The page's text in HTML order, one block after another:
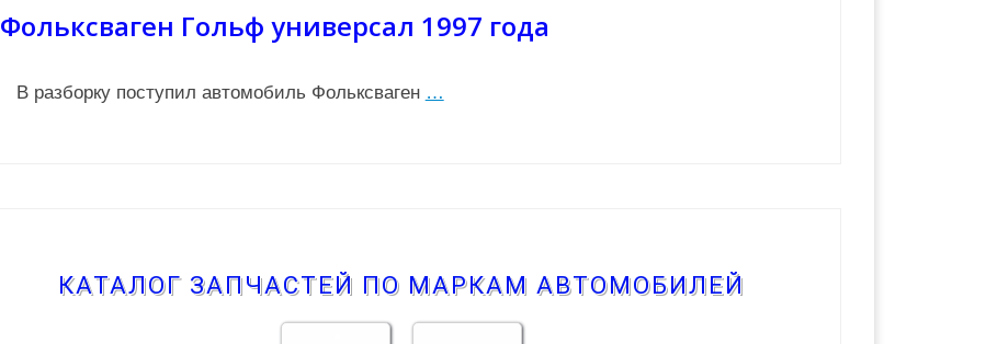
Фольксваген Гольф универсал 1997 года
В разборку поступил автомобиль Фольксваген …
КАТАЛОГ ЗАПЧАСТЕЙ ПО МАРКАМ АВТОМОБИЛЕЙ